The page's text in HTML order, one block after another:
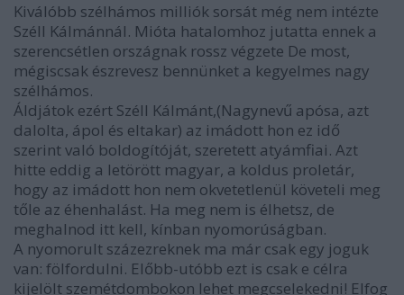
Kiválóbb szélhámos milliók sorsát még nem intézte
Széll Kálmánnál. Mióta hatalomhoz jutatta ennek a
szerencsétlen országnak rossz végzete De most,
mégiscsak észrevesz bennünket a kegyelmes nagy
szélhámos.
Áldjátok ezért Széll Kálmánt,(Nagynevű apósa, azt
dalolta, ápol és eltakar) az imádott hon ez idő
szerint való boldogítóját, szeretett atyámfiai. Azt
hitte eddig a letörött magyar, a koldus proletár,
hogy az imádott hon nem okvetetlenül követeli meg
tőle az éhenhalást. Ha meg nem is élhetsz, de
meghalnod itt kell, kínban nyomorúságban.
A nyomorult százezreknek ma már csak egy joguk
van: fölfordulni. Előbb-utóbb ezt is csak e célra
kijelölt szemétdombokon lehet megcselekedni! Elfog